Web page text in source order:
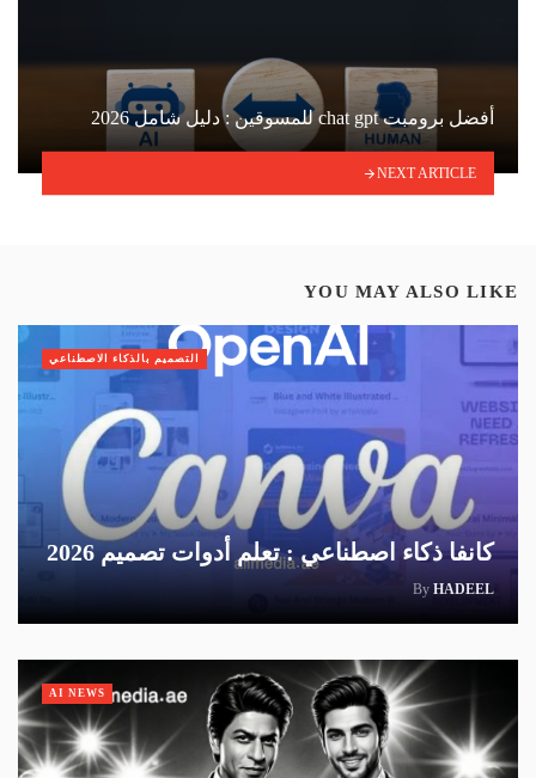
أفضل برومبت chat gpt للمسوقين : دليل شامل 2026
NEXT ARTICLE
YOU MAY ALSO LIKE
كانفا ذكاء اصطناعي : تعلم أدوات تصميم 2026
By HADEEL
التصميم بالذكاء الاصطناعي
AI NEWS